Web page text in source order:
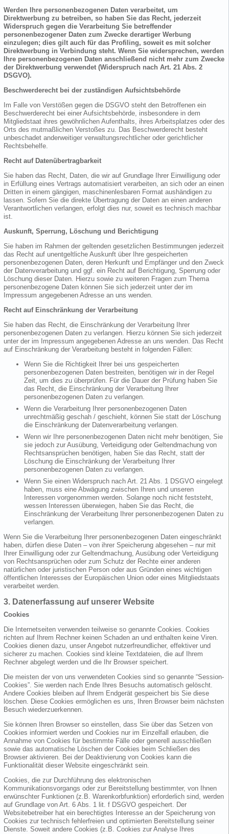
Werden Ihre personenbezogenen Daten verarbeitet, um
Direktwerbung zu betreiben, so haben Sie das Recht, jederzeit
Widerspruch gegen die Verarbeitung Sie betreffender
personenbezogener Daten zum Zwecke derartiger Werbung
einzulegen; dies gilt auch für das Profiling, soweit es mit solcher
Direktwerbung in Verbindung steht. Wenn Sie widersprechen, werden
Ihre personenbezogenen Daten anschließend nicht mehr zum Zwecke
der Direktwerbung verwendet (Widerspruch nach Art. 21 Abs. 2
DSGVO).
Beschwerderecht bei der zuständigen Aufsichtsbehörde
Im Falle von Verstößen gegen die DSGVO steht den Betroffenen ein
Beschwerderecht bei einer Aufsichtsbehörde, insbesondere in dem
Mitgliedstaat ihres gewöhnlichen Aufenthalts, ihres Arbeitsplatzes oder des
Orts des mutmaßlichen Verstoßes zu. Das Beschwerderecht besteht
unbeschadet anderweitiger verwaltungsrechtlicher oder gerichtlicher
Rechtsbehelfe.
Recht auf Datenübertragbarkeit
Sie haben das Recht, Daten, die wir auf Grundlage Ihrer Einwilligung oder
in Erfüllung eines Vertrags automatisiert verarbeiten, an sich oder an einen
Dritten in einem gängigen, maschinenlesbaren Format aushändigen zu
lassen. Sofern Sie die direkte Übertragung der Daten an einen anderen
Verantwortlichen verlangen, erfolgt dies nur, soweit es technisch machbar
ist.
Auskunft, Sperrung, Löschung und Berichtigung
Sie haben im Rahmen der geltenden gesetzlichen Bestimmungen jederzeit
das Recht auf unentgeltliche Auskunft über Ihre gespeicherten
personenbezogenen Daten, deren Herkunft und Empfänger und den Zweck
der Datenverarbeitung und ggf. ein Recht auf Berichtigung, Sperrung oder
Löschung dieser Daten. Hierzu sowie zu weiteren Fragen zum Thema
personenbezogene Daten können Sie sich jederzeit unter der im
Impressum angegebenen Adresse an uns wenden.
Recht auf Einschränkung der Verarbeitung
Sie haben das Recht, die Einschränkung der Verarbeitung Ihrer
personenbezogenen Daten zu verlangen. Hierzu können Sie sich jederzeit
unter der im Impressum angegebenen Adresse an uns wenden. Das Recht
auf Einschränkung der Verarbeitung besteht in folgenden Fällen:
Wenn Sie die Richtigkeit Ihrer bei uns gespeicherten
personenbezogenen Daten bestreiten, benötigen wir in der Regel
Zeit, um dies zu überprüfen. Für die Dauer der Prüfung haben Sie
das Recht, die Einschränkung der Verarbeitung Ihrer
personenbezogenen Daten zu verlangen.
Wenn die Verarbeitung Ihrer personenbezogenen Daten
unrechtmäßig geschah / geschieht, können Sie statt der Löschung
die Einschränkung der Datenverarbeitung verlangen.
Wenn wir Ihre personenbezogenen Daten nicht mehr benötigen, Sie
sie jedoch zur Ausübung, Verteidigung oder Geltendmachung von
Rechtsansprüchen benötigen, haben Sie das Recht, statt der
Löschung die Einschränkung der Verarbeitung Ihrer
personenbezogenen Daten zu verlangen.
Wenn Sie einen Widerspruch nach Art. 21 Abs. 1 DSGVO eingelegt
haben, muss eine Abwägung zwischen Ihren und unseren
Interessen vorgenommen werden. Solange noch nicht feststeht,
wessen Interessen überwiegen, haben Sie das Recht, die
Einschränkung der Verarbeitung Ihrer personenbezogenen Daten zu
verlangen.
Wenn Sie die Verarbeitung Ihrer personenbezogenen Daten eingeschränkt
haben, dürfen diese Daten – von ihrer Speicherung abgesehen – nur mit
Ihrer Einwilligung oder zur Geltendmachung, Ausübung oder Verteidigung
von Rechtsansprüchen oder zum Schutz der Rechte einer anderen
natürlichen oder juristischen Person oder aus Gründen eines wichtigen
öffentlichen Interesses der Europäischen Union oder eines Mitgliedstaats
verarbeitet werden.
3. Datenerfassung auf unserer Website
Cookies
Die Internetseiten verwenden teilweise so genannte Cookies. Cookies
richten auf Ihrem Rechner keinen Schaden an und enthalten keine Viren.
Cookies dienen dazu, unser Angebot nutzerfreundlicher, effektiver und
sicherer zu machen. Cookies sind kleine Textdateien, die auf Ihrem
Rechner abgelegt werden und die Ihr Browser speichert.
Die meisten der von uns verwendeten Cookies sind so genannte “Session-
Cookies”. Sie werden nach Ende Ihres Besuchs automatisch gelöscht.
Andere Cookies bleiben auf Ihrem Endgerät gespeichert bis Sie diese
löschen. Diese Cookies ermöglichen es uns, Ihren Browser beim nächsten
Besuch wiederzuerkennen.
Sie können Ihren Browser so einstellen, dass Sie über das Setzen von
Cookies informiert werden und Cookies nur im Einzelfall erlauben, die
Annahme von Cookies für bestimmte Fälle oder generell ausschließen
sowie das automatische Löschen der Cookies beim Schließen des
Browser aktivieren. Bei der Deaktivierung von Cookies kann die
Funktionalität dieser Website eingeschränkt sein.
Cookies, die zur Durchführung des elektronischen
Kommunikationsvorgangs oder zur Bereitstellung bestimmter, von Ihnen
erwünschter Funktionen (z.B. Warenkorbfunktion) erforderlich sind, werden
auf Grundlage von Art. 6 Abs. 1 lit. f DSGVO gespeichert. Der
Websitebetreiber hat ein berechtigtes Interesse an der Speicherung von
Cookies zur technisch fehlerfreien und optimierten Bereitstellung seiner
Dienste. Soweit andere Cookies (z.B. Cookies zur Analyse Ihres